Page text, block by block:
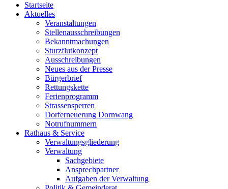
Startseite
Aktuelles
Veranstaltungen
Stellenausschreibungen
Bekanntmachungen
Sturzflutkonzept
Ausschreibungen
Neues aus der Presse
Bürgerbrief
Rettungskette
Ferienprogramm
Strassensperren
Dorferneuerung Dornwang
Notrufnummern
Rathaus & Service
Verwaltungsgliederung
Verwaltung
Sachgebiete
Ansprechpartner
Aufgaben der Verwaltung